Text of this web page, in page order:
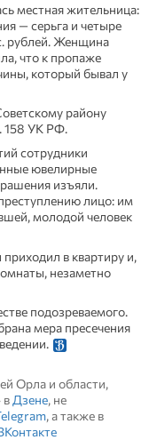
местная жительница:
— серьга и четыре
рублей. Женщина
что к пропаже
который бывал у
району
158 УК РФ.
сотрудники
ювелирные
изъяли.
лицо: им
молодой человек
в квартиру и,
незаметно
подозреваемого.
мера пресечения
Орла и области,
в Дзене, не
, а также в